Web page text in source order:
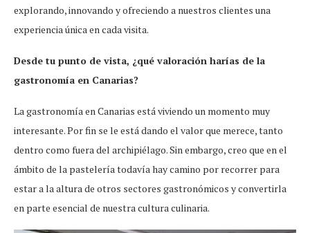
explorando, innovando y ofreciendo a nuestros clientes una
experiencia única en cada visita.
Desde tu punto de vista, ¿qué valoración harías de la
gastronomía en Canarias?
La gastronomía en Canarias está viviendo un momento muy
interesante. Por fin se le está dando el valor que merece, tanto
dentro como fuera del archipiélago. Sin embargo, creo que en el
ámbito de la pastelería todavía hay camino por recorrer para
estar a la altura de otros sectores gastronómicos y convertirla
en parte esencial de nuestra cultura culinaria.